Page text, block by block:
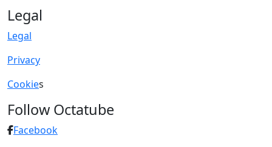
Legal
Legal
Privacy
Cookies
Follow Octatube
Facebook